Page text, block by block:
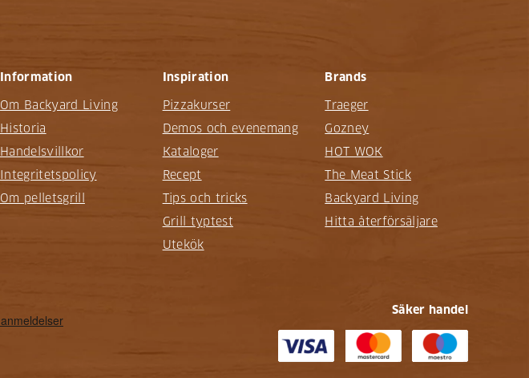
Information
Om Backyard Living
Historia
Handelsvillkor
Integritetspolicy
Om pelletsgrill
Inspiration
Pizzakurser
Demos och evenemang
Kataloger
Recept
Tips och tricks
Grill typtest
Utekök
Brands
Traeger
Gozney
HOT WOK
The Meat Stick
Backyard Living
Hitta återförsäljare
Säker handel